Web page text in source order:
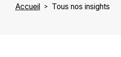
Accueil Tous nos insights